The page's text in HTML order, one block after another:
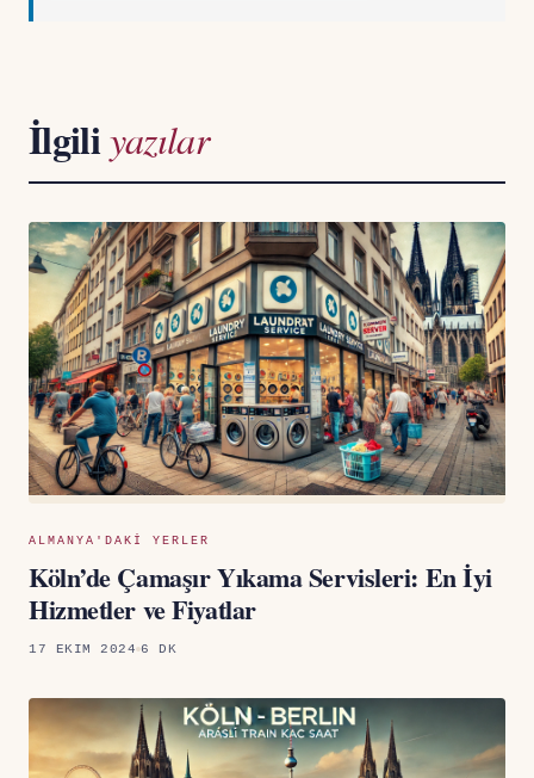
İlgiliyazılar
ALMANYA'DAKI YERLER
Köln’de Çamaşır Yıkama Servisleri: En İyi
Hizmetler ve Fiyatlar
17 EKIM 2024 6 DK